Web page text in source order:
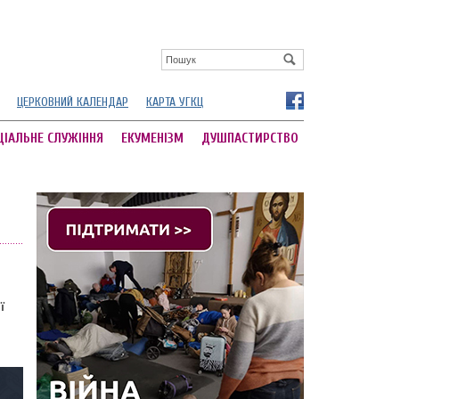
ЦЕРКОВНИЙ КАЛЕНДАР КАРТА УГКЦ
СЛУЖІННЯ ЕКУМЕНІЗМ ДУШПАСТИРСТВО